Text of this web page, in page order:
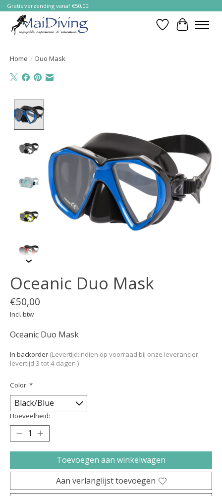
Gratis verzending vanaf €50,00!
Verlanglijst
Home / Duo Mask
Oceanic Duo Mask
€50,00
Incl. btw
Oceanic Duo Mask
In backorder (Levertijd:indien op voorraad bij onze leverancier
levertijd 3 tot 4 dagen )
Color: *
Hoeveelheid:
Toevoegen aan winkelwagen
Aan verlanglijst toevoegen